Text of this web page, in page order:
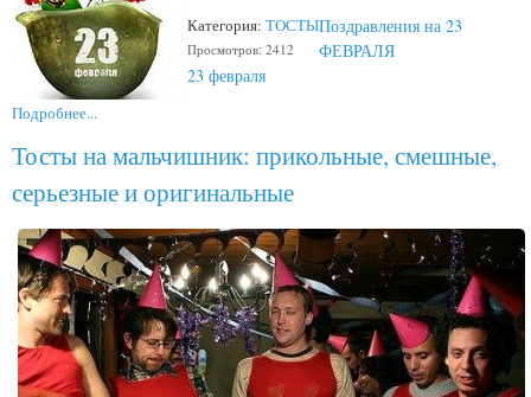
Категория: ТОСТЫ
Просмотров: 2412
Поздравления на 23
ФЕВРАЛЯ
23 февраля
Подробнее...
Тосты на мальчишник: прикольные, смешные,
серьезные и оригинальные